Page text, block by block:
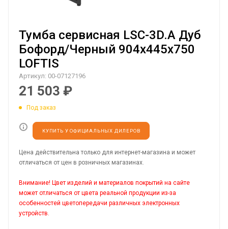
Тумба сервисная LSC-3D.A Дуб
Бофорд/Черный 904х445х750
LOFTIS
Артикул: 00-07127196
21 503 ₽
Под заказ
КУПИТЬ У ОФИЦИАЛЬНЫХ ДИЛЕРОВ
Цена действительна только для интернет-магазина и может
отличаться от цен в розничных магазинах.
Внимание! Цвет изделий и материалов покрытий на сайте
может отличаться от цвета реальной продукции из-за
особенностей цветопередачи различных электронных
устройств.